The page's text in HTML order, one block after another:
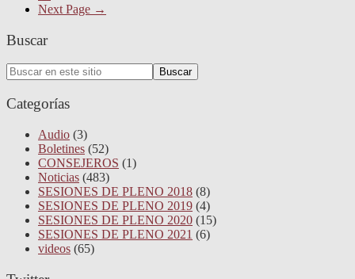
Next Page →
Buscar
Search
for:
Buscar
Categorías
Audio (3)
Boletines (52)
CONSEJEROS (1)
Noticias (483)
SESIONES DE PLENO 2018 (8)
SESIONES DE PLENO 2019 (4)
SESIONES DE PLENO 2020 (15)
SESIONES DE PLENO 2021 (6)
videos (65)